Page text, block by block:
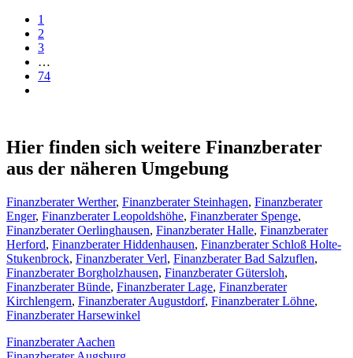
1
2
3
…
74
Hier finden sich weitere Finanzberater
aus der näheren Umgebung
Finanzberater Werther, Finanzberater Steinhagen, Finanzberater
Enger, Finanzberater Leopoldshöhe, Finanzberater Spenge,
Finanzberater Oerlinghausen, Finanzberater Halle, Finanzberater
Herford, Finanzberater Hiddenhausen, Finanzberater Schloß Holte-
Stukenbrock, Finanzberater Verl, Finanzberater Bad Salzuflen,
Finanzberater Borgholzhausen, Finanzberater Gütersloh,
Finanzberater Bünde, Finanzberater Lage, Finanzberater
Kirchlengern, Finanzberater Augustdorf, Finanzberater Löhne,
Finanzberater Harsewinkel
Finanzberater Aachen